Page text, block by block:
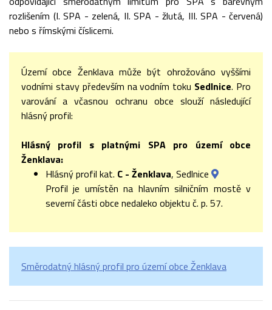
rozlišením (I. SPA - zelená, II. SPA - žlutá, III. SPA - červená)
nebo s římskými číslicemi.
Území obce Ženklava může být ohrožováno vyššími
vodními stavy především na vodním toku Sedlnice. Pro
varování a včasnou ochranu obce slouží následující
hlásný profil:
Hlásný profil s platnými SPA pro území obce
Ženklava:
Hlásný profil kat. C - Ženklava, Sedlnice
Profil je umístěn na hlavním silničním mostě v
severní části obce nedaleko objektu č. p. 57.
Směrodatný hlásný profil pro území obce Ženklava